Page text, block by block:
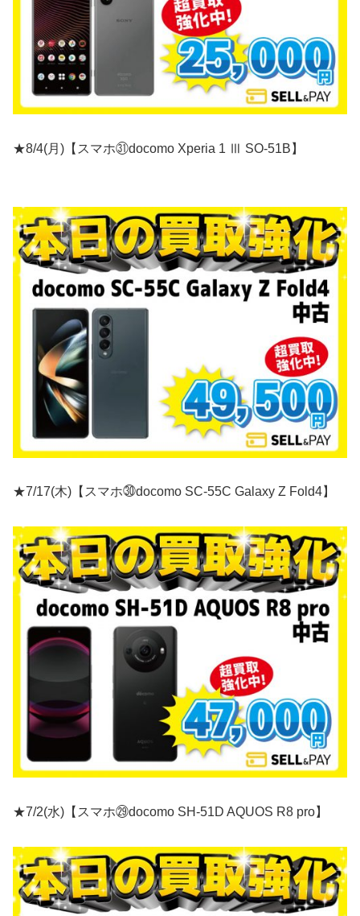
★8/4(月)【スマホ㉛docomo Xperia 1 Ⅲ SO-51B】
★7/17(木)【スマホ㉚docomo SC-55C Galaxy Z Fold4】
★7/2(水)【スマホ㉙docomo SH-51D AQUOS R8 pro】